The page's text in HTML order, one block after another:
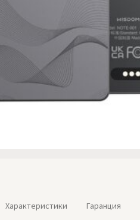
Характеристики Гаранция